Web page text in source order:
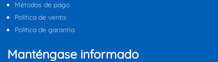
Métodos de pago
Política de venta
Política de garantía
Manténgase informado